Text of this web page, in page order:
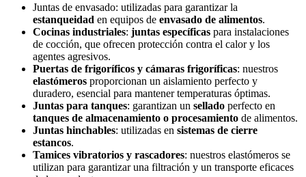
Juntas de envasado: utilizadas para garantizar la
estanqueidad en equipos de envasado de alimentos.
Cocinas industriales: juntas específicas para instalaciones
de cocción, que ofrecen protección contra el calor y los
agentes agresivos.
Puertas de frigoríficos y cámaras frigoríficas: nuestros
elastómeros proporcionan un aislamiento perfecto y
duradero, esencial para mantener temperaturas óptimas.
Juntas para tanques: garantizan un sellado perfecto en
tanques de almacenamiento o procesamiento de alimentos.
Juntas hinchables: utilizadas en sistemas de cierre
estancos.
Tamices vibratorios y rascadores: nuestros elastómeros se
utilizan para garantizar una filtración y un transporte eficaces